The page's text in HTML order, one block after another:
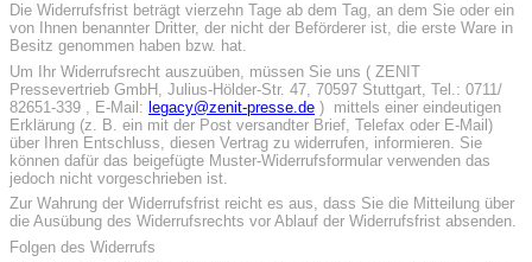
Die Widerrufsfrist beträgt vierzehn Tage ab dem Tag, an dem Sie oder ein
von Ihnen benannter Dritter, der nicht der Beförderer ist, die erste Ware in
Besitz genommen haben bzw. hat.
Um Ihr Widerrufsrecht auszuüben, müssen Sie uns ( ZENIT
Pressevertrieb GmbH, Julius-Hölder-Str. 47, 70597 Stuttgart, Tel.: 0711/
82651-339 , E-Mail: legacy@zenit-presse.de ) mittels einer eindeutigen
Erklärung (z. B. ein mit der Post versandter Brief, Telefax oder E-Mail)
über Ihren Entschluss, diesen Vertrag zu widerrufen, informieren. Sie
können dafür das beigefügte Muster-Widerrufsformular verwenden das
jedoch nicht vorgeschrieben ist.
Zur Wahrung der Widerrufsfrist reicht es aus, dass Sie die Mitteilung über
die Ausübung des Widerrufsrechts vor Ablauf der Widerrufsfrist absenden.
Folgen des Widerrufs